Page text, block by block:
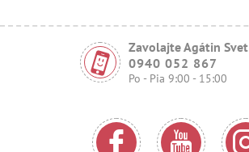
Zavolajte Agátin Svet
0940 052 867
Po - Pia 9:00 - 15:00